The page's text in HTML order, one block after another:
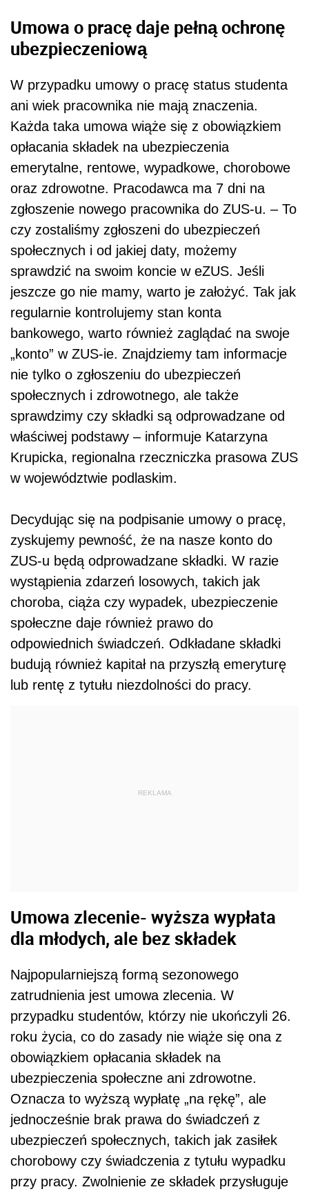
Umowa o pracę daje pełną ochronę
ubezpieczeniową
W przypadku umowy o pracę status studenta
ani wiek pracownika nie mają znaczenia.
Każda taka umowa wiąże się z obowiązkiem
opłacania składek na ubezpieczenia
emerytalne, rentowe, wypadkowe, chorobowe
oraz zdrowotne. Pracodawca ma 7 dni na
zgłoszenie nowego pracownika do ZUS-u. – To
czy zostaliśmy zgłoszeni do ubezpieczeń
społecznych i od jakiej daty, możemy
sprawdzić na swoim koncie w eZUS. Jeśli
jeszcze go nie mamy, warto je założyć. Tak jak
regularnie kontrolujemy stan konta
bankowego, warto również zaglądać na swoje
„konto” w ZUS-ie. Znajdziemy tam informacje
nie tylko o zgłoszeniu do ubezpieczeń
społecznych i zdrowotnego, ale także
sprawdzimy czy składki są odprowadzane od
właściwej podstawy – informuje Katarzyna
Krupicka, regionalna rzeczniczka prasowa ZUS
w województwie podlaskim.
Decydując się na podpisanie umowy o pracę,
zyskujemy pewność, że na nasze konto do
ZUS-u będą odprowadzane składki. W razie
wystąpienia zdarzeń losowych, takich jak
choroba, ciąża czy wypadek, ubezpieczenie
społeczne daje również prawo do
odpowiednich świadczeń. Odkładane składki
budują również kapitał na przyszłą emeryturę
lub rentę z tytułu niezdolności do pracy.
REKLAMA
Umowa zlecenie- wyższa wypłata
dla młodych, ale bez składek
Najpopularniejszą formą sezonowego
zatrudnienia jest umowa zlecenia. W
przypadku studentów, którzy nie ukończyli 26.
roku życia, co do zasady nie wiąże się ona z
obowiązkiem opłacania składek na
ubezpieczenia społeczne ani zdrowotne.
Oznacza to wyższą wypłatę „na rękę”, ale
jednocześnie brak prawa do świadczeń z
ubezpieczeń społecznych, takich jak zasiłek
chorobowy czy świadczenia z tytułu wypadku
przy pracy. Zwolnienie ze składek przysługuje